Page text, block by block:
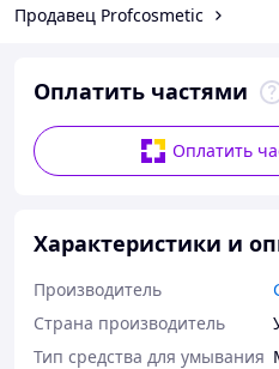
Продавец Profcosmetic
Оплатить частями
Оплатить
Характеристики и
Производитель
Страна производитель
Тип средства для умывания